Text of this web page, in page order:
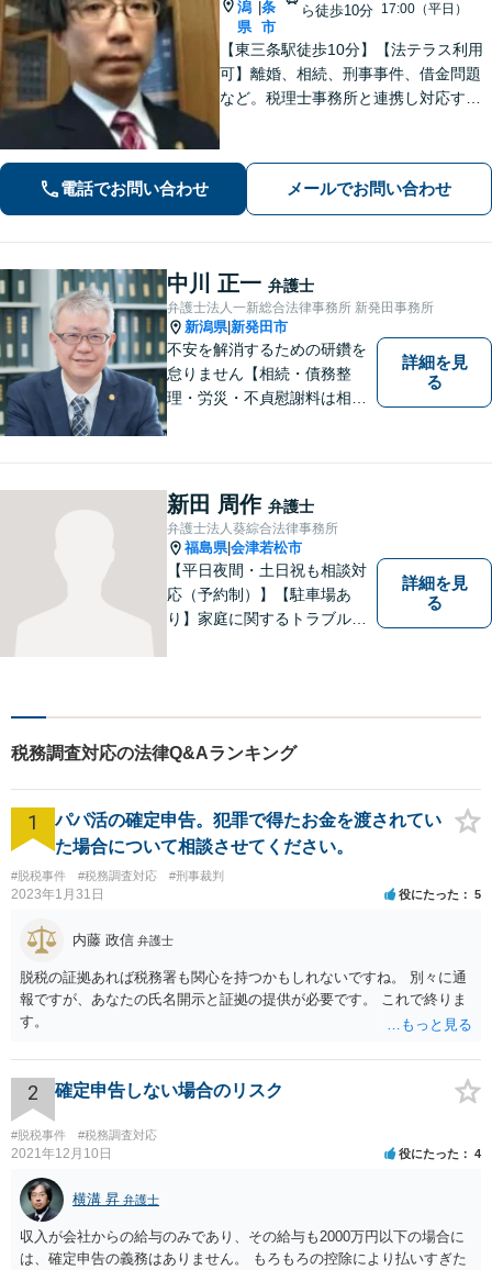
潟
県
|条
市
ら徒歩10分 17:00（平日）
【東三条駅徒歩10分】【法テラス利用
可】離婚、相続、刑事事件、借金問題
など。税理士事務所と連携し対応する
まずはお気軽にご相談ください【休
日・夜間相談可】
電話でお問い合わせ メールでお問い合わせ
中川 正一 弁護士
弁護士法人一新総合法律事務所 新発田事務所
新潟県|新発田市
不安を解消するための研鑽を
怠りません【相続・債務整
理・労災・不貞慰謝料は相談
費用特約利用の場合は除
く）】【土曜相談可】
詳細を見
る
新田 周作 弁護士
弁護士法人葵綜合法律事務所
福島県|会津若松市
【平日夜間・土日祝も相談対
応（予約制）】【駐車場あ
り】家庭に関するトラブルか
詳細を見
る
税務調査対応の法律Q&Aランキング
1
パパ活の確定申告。犯罪で得たお金を渡されてい
た場合について相談させてください。
#脱税事件 #税務調査対応 #刑事裁判
2023年1月31日 役にたった 5
内藤 政信 弁護士
脱税の証拠あれば税務署も関心を持つかもしれないですね。 別々に通
報ですが、あなたの氏名開示と証拠の提供が必要です。 これで終りま
す。
2 確定申告しない場合のリスク
#脱税事件 #税務調査対応
2021年12月10日 役にたった 4
横溝 昇 弁護士
収入が会社からの給与のみであり、その給与も2000万円以下の場合に
は、確定申告の義務はありません。 もろもろの控除により払いすぎた